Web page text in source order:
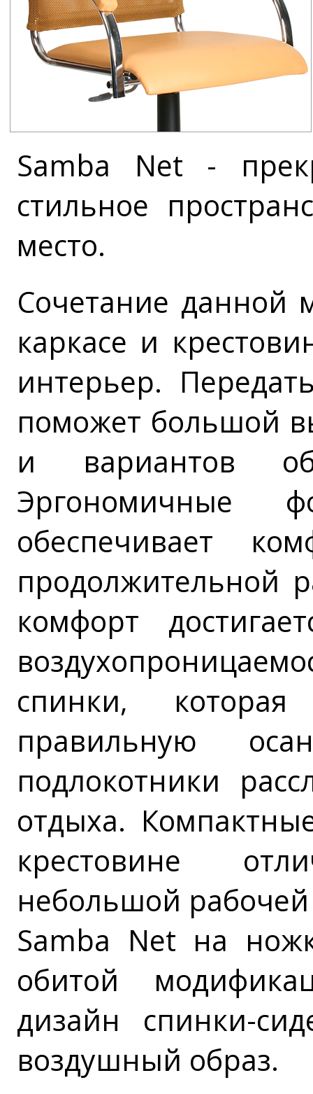
Samba Net -
стильное
место.
Сочетание данной
каркасе и
интерьер.
поможет большой
и вариантов
Эргономичные
обеспечивает
продолжительной
комфорт
спинки,
правильную
подлокотники
отдыха.
крестовине
небольшой
Samba Net на
обитой
дизайн спинки-
воздушный образ.